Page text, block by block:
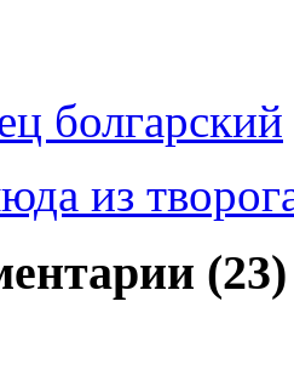
болгарский
из
(23)